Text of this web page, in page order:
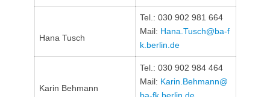
Hana Tusch
Tel.: 030 902 981 664
Mail: Hana.Tusch@ba-f
k.berlin.de
Karin Behmann
Tel.: 030 902 984 464
Mail: Karin.Behmann@